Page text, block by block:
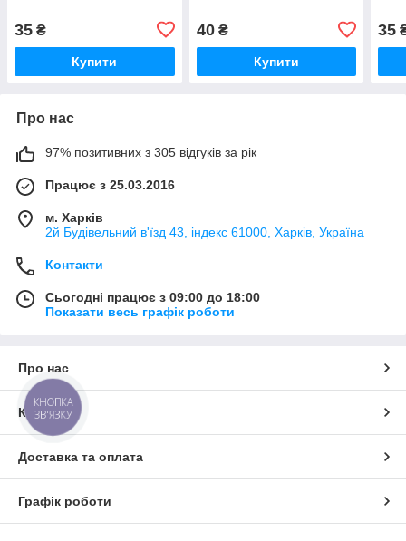
35 ₴
Купити
40₴
Купити
35
Про нас
97% позитивних з 305 відгуків за рік
Працює з 25.03.2016
м. Харків
2й Будівельний в'їзд 43, індекс 61000, Харків, Україна
Контакти
Сьогодні працює з 09:00 до 18:00
Показати весь графік роботи
Про нас
Контакти
Доставка та оплата
Графік роботи
КНОПКА
ЗВ'ЯЗКУ